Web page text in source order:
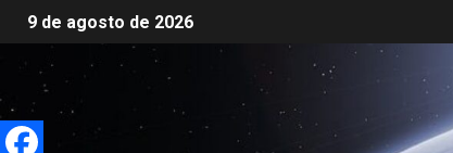
9 de agosto de 2026